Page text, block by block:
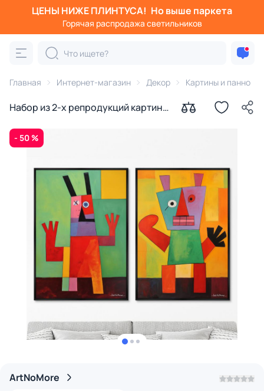
ЦЕНЫ НИЖЕ ПЛИНТУСА! Но выше паркета
Горячая распродажа светильников
Главная Интернет-магазин Декор Картины и панно
Набор из 2-х репродукций картин
- 50 %
ArtNoMore